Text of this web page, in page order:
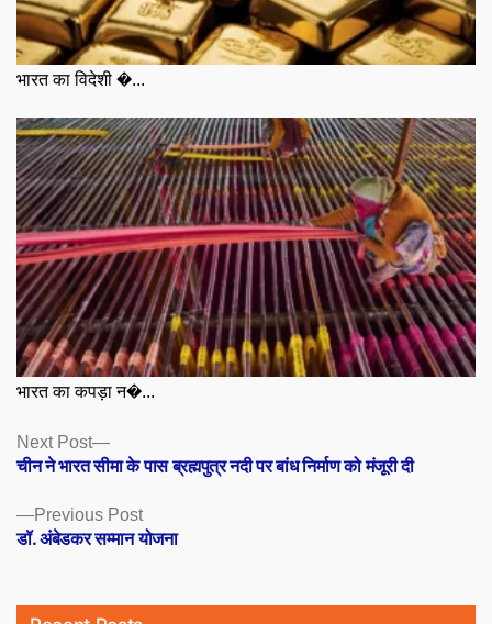
भारत का विदेशी �...
भारत का कपड़ा न�...
Posts
navigation
Previous PostPrevious
post:
डॉ. अंबेडकर सम्मान योजना
Next Post
Next
post:
चीन ने भारत सीमा के पास ब्रह्मपुत्र नदी पर बांध निर्माण को मंजूरी दी